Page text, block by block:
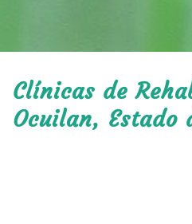
Clínicas de
Ocuilan, Estado